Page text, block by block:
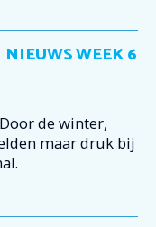
WEEK 6
de winter,
maar druk bij